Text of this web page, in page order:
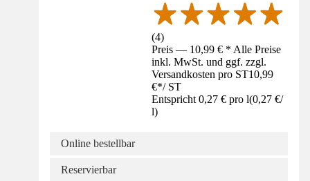
(4)
Preis — 10,99 € * Alle Preise
inkl. MwSt. und ggf. zzgl.
Versandkosten pro ST10,99
€*/ ST
Entspricht 0,27 € pro l(0,27 €/
l)
Online bestellbar
Reservierbar